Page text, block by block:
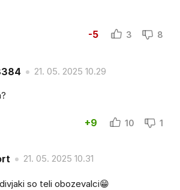
-5 3 8
21. 05. 2025 10.29
+9 10 1
21. 05. 2025 10.31
so teli obozevalci😁